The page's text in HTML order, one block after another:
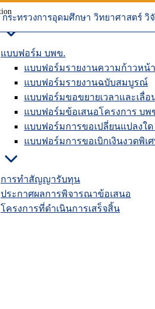
กระทรวงการอุดมศึกษา วิทยาศาสตร์ วิ
คู่มือรายงานความก้าวหน้าในระ
แบบฟอร์ม บพข.
แบบฟอร์มรายงานความก้าวหน้า
แบบฟอร์มรายงานฉบับสมบูรณ์
แบบฟอร์มขอขยายเวลาและเลื่อ
แบบฟอร์มข้อเสนอโครงการ บพ
แบบฟอร์มการขอเปลี่ยนแปลงใด
แบบฟอร์มการขอเบิกเงินงวดพิ
การทำสัญญารับทุน
ประกาศผลการพิจารณาข้อเสนอ
โครงการที่ดำเนินการเสร็จสิ้น